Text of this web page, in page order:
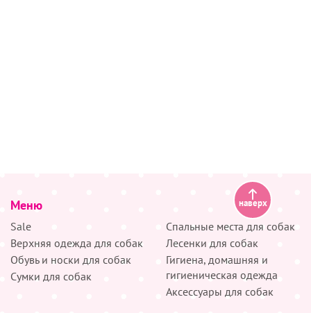
Меню
Sale
Верхняя одежда для собак
Обувь и носки для собак
Сумки для собак
Спальные места для собак
Лесенки для собак
Гигиена, домашняя и
гигиеническая одежда
Аксессуары для собак
наверх